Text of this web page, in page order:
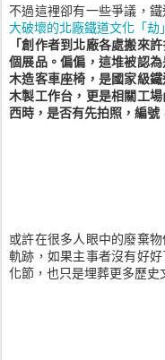
不過這裡卻有一些爭議，
大破壞的北廠鐵道文化「劫
「創作者到北廠各處搬來
個展品。偏偏，這堆被認
木造客車座椅，是國家級
木製工作台，更是相關工
西時，是否有先拍照，編號
或許在很多人眼中的廢棄
軌跡，如果主事者沒有好
化節，也只是埋葬更多歷史